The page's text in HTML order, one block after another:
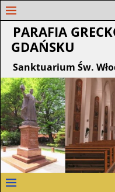
PARAFIA
GDAŃSKU
Sanktuarium Św.